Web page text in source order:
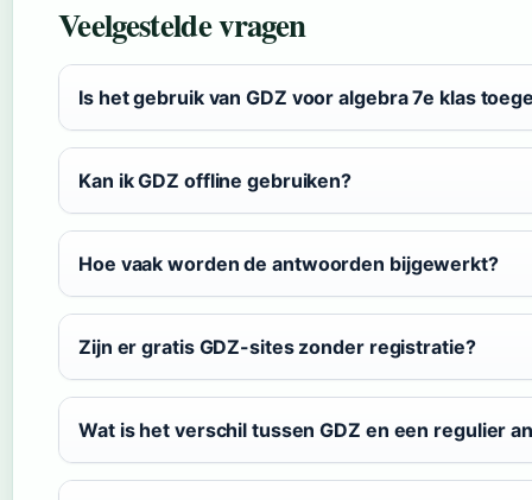
Veelgestelde vragen
Is het gebruik van GDZ voor algebra 7e klas
Kan ik GDZ offline gebruiken?
Hoe vaak worden de antwoorden bijgewerkt?
Zijn er gratis GDZ-sites zonder registratie?
Wat is het verschil tussen GDZ en een regulier